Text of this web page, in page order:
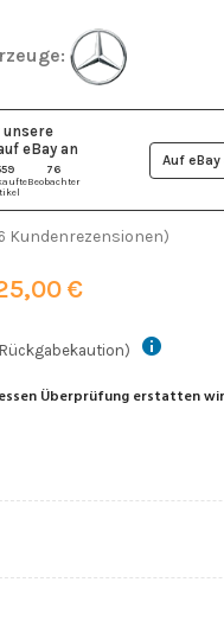
unsere
eBay an
76
Beobachter
Auf
Kundenrezensionen)
€
Rückgabekaution)
Überprüfung erstatten